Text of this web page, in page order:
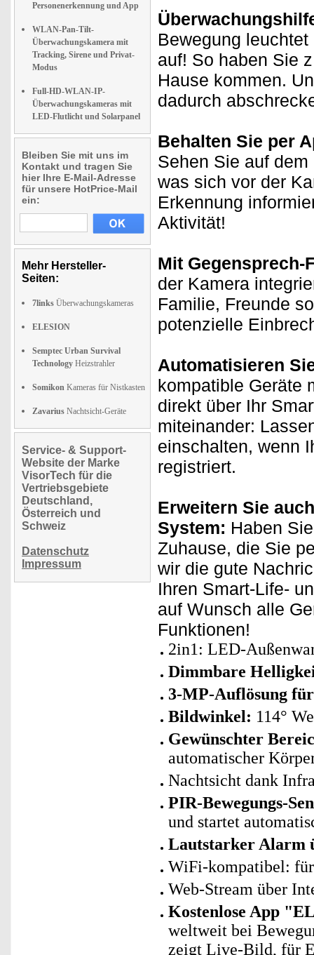
Personenerkennung und App
WLAN-Pan-Tilt-
Überwachungskamera mit
Tracking, Sirene und Privat-
Modus
Full-HD-WLAN-IP-
Überwachungskameras mit
LED-Flutlicht und Solarpanel
Bleiben Sie mit uns im
Kontakt und tragen Sie
hier Ihre E-Mail-Adresse
für unsere HotPrice-Mail
ein:
Mehr Hersteller-
Seiten:
7links Überwachungskameras
ELESION
Semptec Urban Survival
Technology Heizstrahler
Somikon Kameras für Nistkasten
Zavarius Nachtsicht-Geräte
Service- & Support-
Website der Marke
VisorTech für die
Vertriebsgebiete
Deutschland,
Österreich und
Schweiz
Datenschutz
Impressum
Bewegung
auf! So haben Sie
Hause kommen.
dadurch
Behalten Sie per
Sehen Sie auf
was sich vor der
Erkennung
Aktivität!
Mit Gegensprech-
der Kamera
Familie, Freunde
potenzielle
Automatisieren
kompatible Geräte
direkt über Ihr
miteinander:
einschalten, wenn
registriert.
Erweitern Sie
System: Haben
Zuhause, die Sie
wir die gute
Ihren Smart-Life-
auf Wunsch alle
Funktionen!
2in1: LED-
Dimmbare
3-MP-Auflösung
Bildwinkel: 114°
Gewünschter
automatischer
Nachtsicht dank
PIR-Bewegungs-
und startet
Lautstarker Alarm
WiFi-kompatibel:
Web-Stream über
Kostenlose App
weltweit bei
zeigt Live-Bild, für